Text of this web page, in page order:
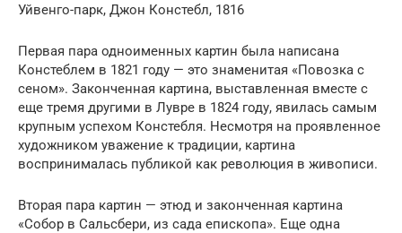
Уйвенго-парк, Джон Констебл, 1816
Первая пара одноименных картин была написана
Констеблем в 1821 году — это знаменитая «Повозка с
сеном». Законченная картина, выставленная вместе с
еще тремя другими в Лувре в 1824 году, явилась самым
крупным успехом Констебля. Несмотря на проявленное
художником уважение к традиции, картина
воспринималась публикой как революция в живописи.
Вторая пара картин — этюд и законченная картина
«Собор в Сальсбери, из сада епископа». Еще одна